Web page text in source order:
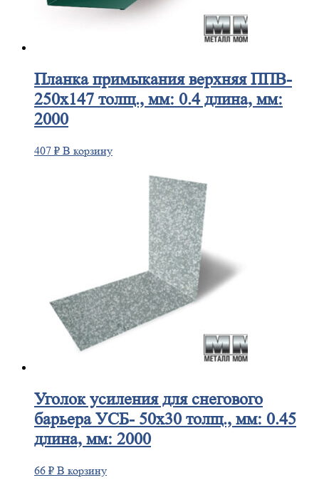
Планкапримыкания верхняя ППВ-
250х147 толщ., мм: 0.4 длина, мм:
2000
407 ₽ В корзину
Уголокусиления для снегового
барьера УСБ- 50х30 толщ., мм: 0.45
длина, мм: 2000
66 ₽ В корзину